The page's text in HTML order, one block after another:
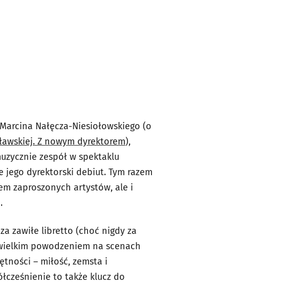
Nałęcza-Niesiołowskiego (o
Z nowym dyrektorem),
zespół w spektaklu
jego dyrektorski debiut. Tym razem
zaproszonych artystów, ale i
zawiłe libretto (choć nigdy za
powodzeniem na scenach
– miłość, zemsta i
to także klucz do